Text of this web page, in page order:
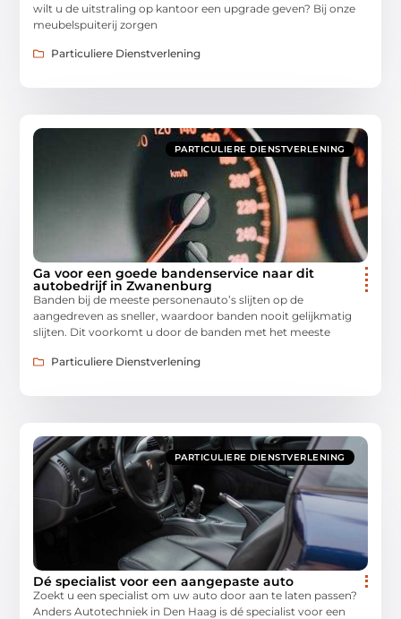
wilt u de uitstraling op kantoor een upgrade geven? Bij onze
meubelspuiterij zorgen
Particuliere Dienstverlening
PARTICULIERE DIENSTVERLENING
Ga voor een goede bandenservice naar dit
autobedrijf in Zwanenburg
Banden bij de meeste personenauto’s slijten op de
aangedreven as sneller, waardoor banden nooit gelijkmatig
slijten. Dit voorkomt u door de banden met het meeste
Particuliere Dienstverlening
PARTICULIERE DIENSTVERLENING
Dé specialist voor een aangepaste auto
Zoekt u een specialist om uw auto door aan te laten passen?
Anders Autotechniek in Den Haag is dé specialist voor een